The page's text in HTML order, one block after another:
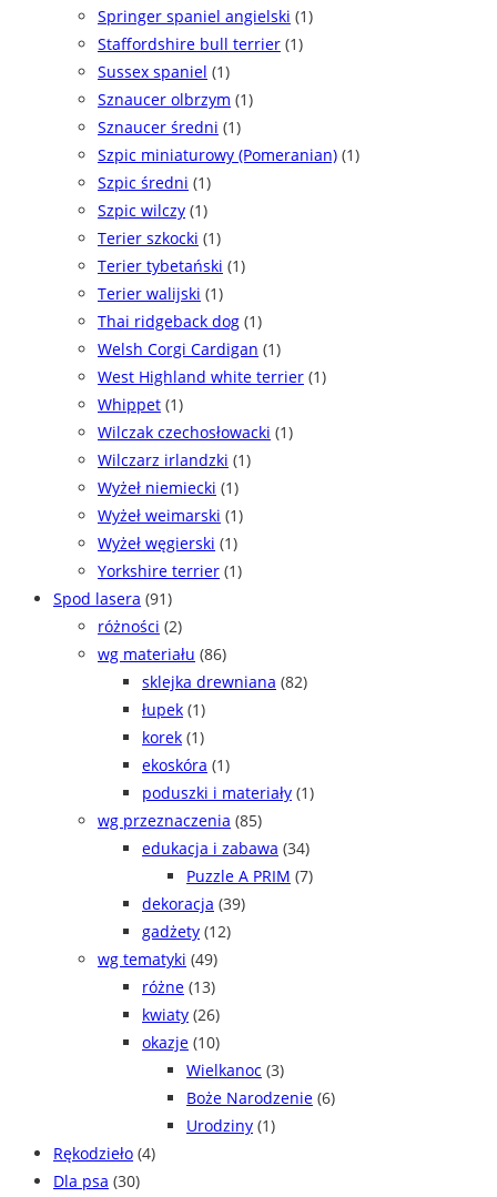
Springer spaniel angielski (1)
Staffordshire bull terrier (1)
Sussex spaniel (1)
Sznaucer olbrzym (1)
Sznaucer średni (1)
Szpic miniaturowy (Pomeranian) (1)
Szpic średni (1)
Szpic wilczy (1)
Terier szkocki (1)
Terier tybetański (1)
Terier walijski (1)
Thai ridgeback dog (1)
Welsh Corgi Cardigan (1)
West Highland white terrier (1)
Whippet (1)
Wilczak czechosłowacki (1)
Wilczarz irlandzki (1)
Wyżeł niemiecki (1)
Wyżeł weimarski (1)
Wyżeł węgierski (1)
Yorkshire terrier (1)
Spod lasera (91)
różności (2)
wg materiału (86)
sklejka drewniana (82)
łupek (1)
korek (1)
ekoskóra (1)
poduszki i materiały (1)
wg przeznaczenia (85)
edukacja i zabawa (34)
Puzzle A PRIM (7)
dekoracja (39)
gadżety (12)
wg tematyki (49)
różne (13)
kwiaty (26)
okazje (10)
Wielkanoc (3)
Boże Narodzenie (6)
Urodziny (1)
Rękodzieło (4)
Dla psa (30)